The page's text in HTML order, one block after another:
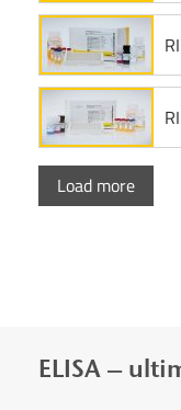
Load more
ELISA –